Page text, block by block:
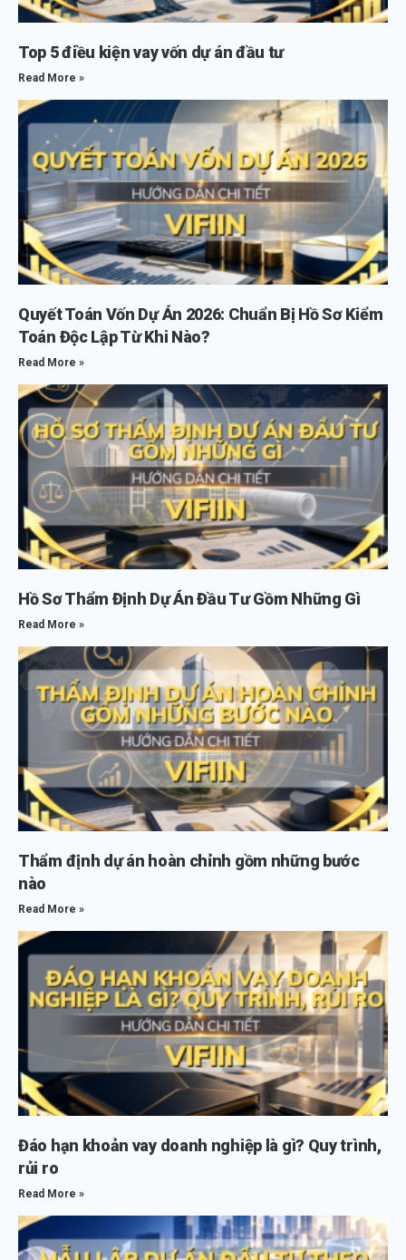
Top 5 điều kiện vay vốn dự án đầu tư
Read More »
Quyết Toán Vốn Dự Án 2026: Chuẩn Bị Hồ Sơ Kiểm
Toán Độc Lập Từ Khi Nào?
Read More »
Hồ Sơ Thẩm Định Dự Án Đầu Tư Gồm Những Gì
Read More »
Thẩm định dự án hoàn chỉnh gồm những bước
nào
Read More »
Đáo hạn khoản vay doanh nghiệp là gì? Quy trình,
rủi ro
Read More »